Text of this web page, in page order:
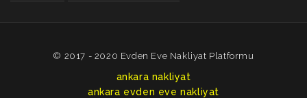
© 2017 - 2020 Evden Eve Nakliyat Platformu
ankara nakliyat
ankara evden eve nakliyat